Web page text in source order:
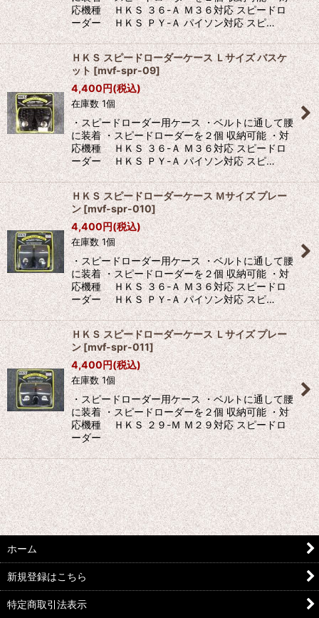
応機種 ＨＫＳ ３６-Ａ Ｍ３６対応 スピードロ
ーダー ＨＫＳ ＰＹ-Ａ パイソン対応 スピ…
ＨＫＳ スピードローダーケース Ｌサイズ バスケ
ット[mvf-spr-09]
4,400円(税込)
在庫数 1個
・スピードローダー用ケース ・ベルトに通して腰
に装着 ・スピードローダーを２個 収納可能 ・対
応機種 ＨＫＳ ３６-Ａ Ｍ３６対応 スピードロ
ーダー ＨＫＳ ＰＹ-Ａ パイソン対応 スピ…
ＨＫＳ スピードローダーケース Ｍサイズ プレー
ン [mvf-spr-010]
4,400円(税込)
在庫数 1個
・スピードローダー用ケース ・ベルトに通して腰
に装着 ・スピードローダーを２個 収納可能 ・対
応機種 ＨＫＳ ３６-Ａ Ｍ３６対応 スピードロ
ーダー ＨＫＳ ＰＹ-Ａ パイソン対応 スピ…
ＨＫＳ スピードローダーケース Ｌサイズ プレー
ン[mvf-spr-011]
4,400円(税込)
在庫数 1個
・スピードローダー用ケース ・ベルトに通して腰
に装着 ・スピードローダーを２個 収納可能 ・対
応機種 ＨＫＳ ２９-Ｍ Ｍ２９対応 スピードロ
ーダー
ホーム
新規登録はこちら
特定商取引法表示